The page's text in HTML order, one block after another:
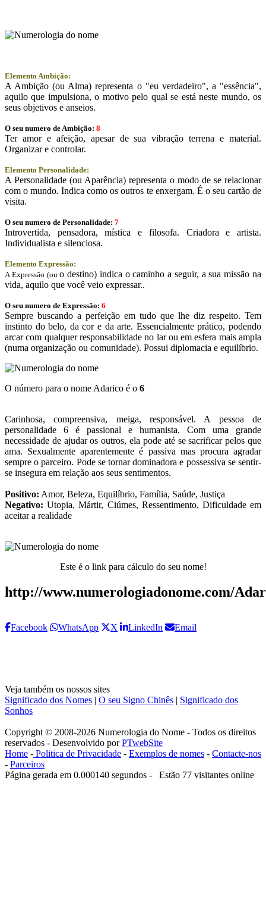
Elemento Ambição:
A Ambição (ou Alma) representa o "eu verdadeiro", a "essência",
aquilo que impulsiona, o motivo pelo qual se está neste mundo, os
seus objetivos e anseios.
O seu numero de Ambição: 8
Ter amor e afeição, apesar de sua vibração terrena e material.
Organizar e controlar.
Elemento Personalidade:
A Personalidade (ou Aparência) representa o modo de se relacionar
com o mundo. Indica como os outros te enxergam. É o seu cartão de
visita.
O seu numero de Personalidade: 7
Introvertida, pensadora, mística e filosofa. Criadora e artista.
Individualista e silenciosa.
Elemento Expressão:
A Expressão (ouo destino) indica o caminho a seguir, a sua missão na
vida, aquilo que você veio expressar..
O seu numero de Expressão: 6
Sempre buscando a perfeição em tudo que lhe diz respeito. Tem
instinto do belo, da cor e da arte. Essencialmente prático, podendo
arcar com qualquer responsabilidade no lar ou em esfera mais ampla
(numa organização ou comunidade). Possui diplomacia e equilíbrio.
O número para o nome Adarico é o 6
Carinhosa, compreensiva, meiga, responsável. A pessoa de
personalidade 6 é passional e humanista. Com uma grande
necessidade de ajudar os outros, ela pode até se sacrificar pelos que
ama. Sexualmente aparentemente é passiva mas procura agradar
sempre o parceiro. Pode se tornar dominadora e possessiva se sentir-
se insegura em relação aos seus sentimentos.
Positivo: Amor, Beleza, Equilíbrio, Família, Saúde, Justiça
Negativo: Utopia, Mártir, Ciúmes, Ressentimento, Dificuldade em
aceitar a realidade
Este é o link para cálculo do seu nome!
http://www.numerologiadonome.com/
Facebook WhatsApp X LinkedIn Email
Veja também os nossos sites
Significado dos Nomes
O seu Signo Chinês
Significado dos
Sonhos
Copyright © 2008-2026 Numerologia do Nome - Todos os direitos
reservados - Desenvolvido porPTwebSite
Home - Politica de Privacidade - Exemplos de nomes - Contacte-nos
- Parceiros
Página gerada em 0.000140 segundos - Estão 77 visitantes online